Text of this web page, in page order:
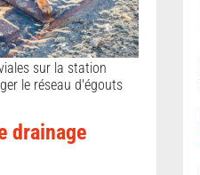
sur la station
le réseau d'égouts
drainage